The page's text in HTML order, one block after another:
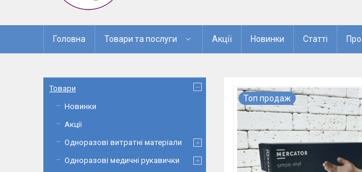
Головна Товари та послуги Акції Новинки Статті
Топ продаж
Товари
Новинки
Акції
Одноразові витратні матеріали
Одноразові медичні рукавички